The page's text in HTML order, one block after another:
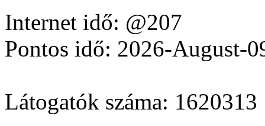
Internet idő: @207
Pontos idő: 2026-August-
Látogatók száma: 1620313